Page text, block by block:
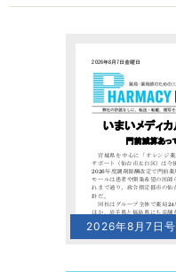
2026年8月7日号